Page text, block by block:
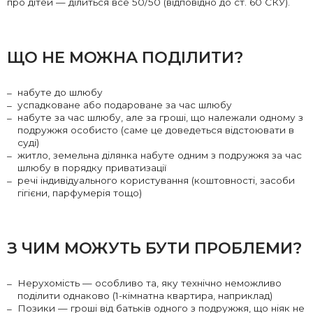
про дітей — ділиться все 50/50 (відповідно до ст. 60 СКУ).
ЩО НЕ МОЖНА ПОДІЛИТИ?
набуте до шлюбу
успадковане або подароване за час шлюбу
набуте за час шлюбу, але за гроші, що належали одному з
подружжя особисто (саме це доведеться відстоювати в
суді)
житло, земельна ділянка набуте одним з подружжя за час
шлюбу в порядку приватизації
речі індивідуального користування (коштовності, засоби
гігієни, парфумерія тощо)
З ЧИМ МОЖУТЬ БУТИ ПРОБЛЕМИ?
Нерухомість — особливо та, яку технічно неможливо
поділити однаково (1-кімнатна квартира, наприклад)
Позики — гроші від батьків одного з подружжя, що ніяк не